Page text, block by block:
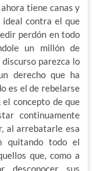
tiene canas y
contra el que
perdón en todo
un millón de
parezca lo
derecho que ha
es el de rebelarse
concepto de que
continuamente
al arrebatarle esa
quitando todo el
que, como a
desconocer sus